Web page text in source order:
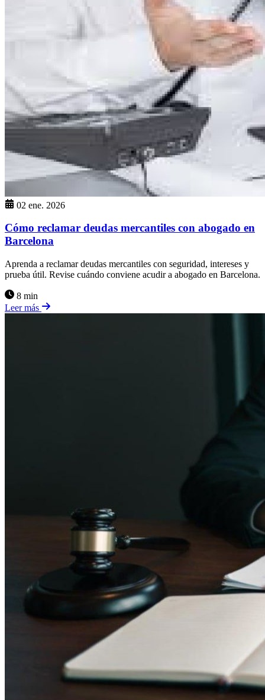
02 ene. 2026
Cómo reclamar deudas mercantiles con abogado en
Barcelona
Aprenda a reclamar deudas mercantiles con seguridad, intereses y
prueba útil. Revise cuándo conviene acudir a abogado en Barcelona.
8 min
Leer más